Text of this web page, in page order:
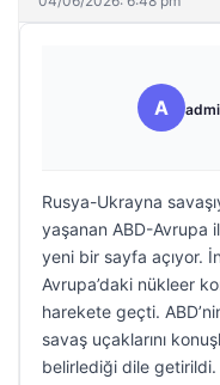
A
Rusya-Ukrayna
yaşanan ABD-Avrupa
yeni bir sayfa açıyor.
Avrupa’daki nükleer
harekete geçti.
savaş uçaklarını
belirlediği dile getirildi.